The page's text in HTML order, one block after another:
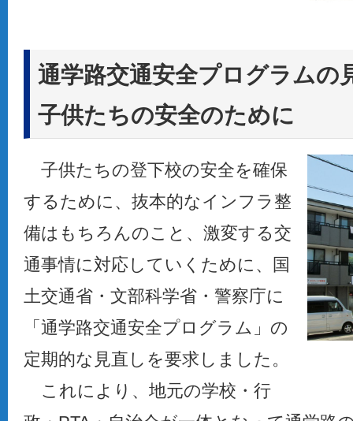
通学路交通安全プログラムの
子供たちの安全のために
子供たちの登下校の安全を確保
するために、抜本的なインフラ整
備はもちろんのこと、激変する交
通事情に対応していくために、国
土交通省・文部科学省・警察庁に
「通学路交通安全プログラム」の
定期的な見直しを要求しました。
これにより、地元の学校・行